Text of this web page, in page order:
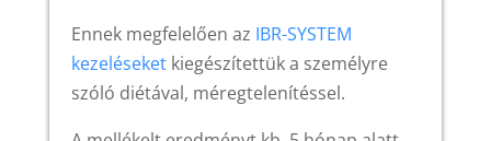
Ennek megfelelően az IBR-SYSTEM
kezeléseketkiegészítettük a személyre
szóló diétával, méregtelenítéssel.